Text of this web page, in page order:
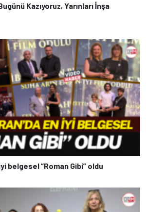
Kazıyoruz, Yarınları İnşa
belgesel “Roman Gibi” oldu